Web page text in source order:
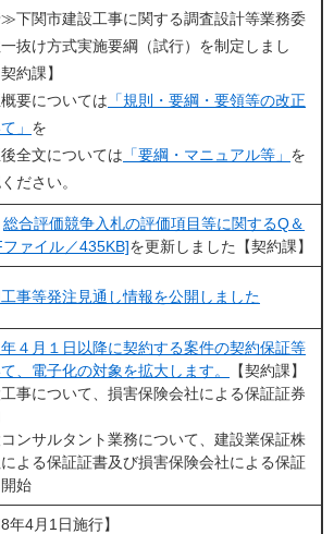
下関市建設工事に関する調査設計等業務委
抜け方式実施要綱（試行）を制定しまし
約課】
要については 「規則・要綱・要領等の改正
」 を
全文については 「要綱・マニュアル等」 を
ださい。
総合評価競争入札の評価項目等に関するQ＆
ファイル／435KB]を更新しました【契約課】
事等発注見通し情報を公開しました
４月１日以降に契約する案件の契約保証等
、電子化の対象を拡大します。
【契約課】
工事について、損害保険会社による保証証券
コンサルタント業務について、建設業保証株
よる保証証書及び損害保険会社による保証
始
8年4月1日施行】